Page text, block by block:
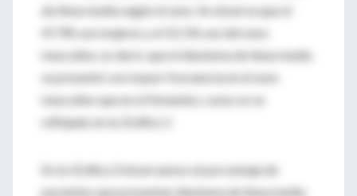
de línea media según el sexo. Se observa que el
47.9% son mujeres y el 52.1% son del sexo
masculino, es decir, que el diastema de línea media
se presentó con mayor frecuencia en el sexo
masculino que en el femenino, como se ve
reflejado en la
Gráfica 1.
En la Gráfica 2
observamos el porcentaje de
pacientes que presentan diastema de línea media